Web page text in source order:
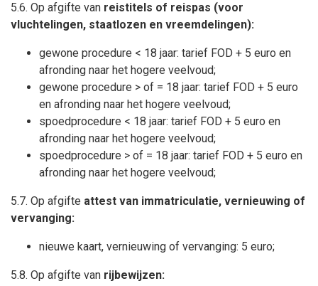
5.6. Op afgifte van reistitels of reispas (voor
vluchtelingen, staatlozen en vreemdelingen):
gewone procedure < 18 jaar: tarief FOD + 5 euro en
afronding naar het hogere veelvoud;
gewone procedure > of = 18 jaar: tarief FOD + 5 euro
en afronding naar het hogere veelvoud;
spoedprocedure < 18 jaar: tarief FOD + 5 euro en
afronding naar het hogere veelvoud;
spoedprocedure > of = 18 jaar: tarief FOD + 5 euro en
afronding naar het hogere veelvoud;
5.7. Op afgifte attest van immatriculatie, vernieuwing of
vervanging:
nieuwe kaart, vernieuwing of vervanging: 5 euro;
5.8. Op afgifte van rijbewijzen: